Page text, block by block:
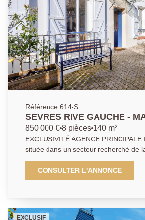
Référence 614-S
SEVRES RIVE GAUCHE -
FAMILIALE
850 000 € 8 pièces 140 m²
EXCLUSIVITÉ AGENCE PRINCIPALE Idéalement
située dans un secteur recherché de
de Sèvres, au coeur d'un
cette élégante maison familiale séduit
volumes et la qualité de son
bureau ainsi qu'une chambre. Les
CONSULTER L'ANNONCE
EXCLUSIF